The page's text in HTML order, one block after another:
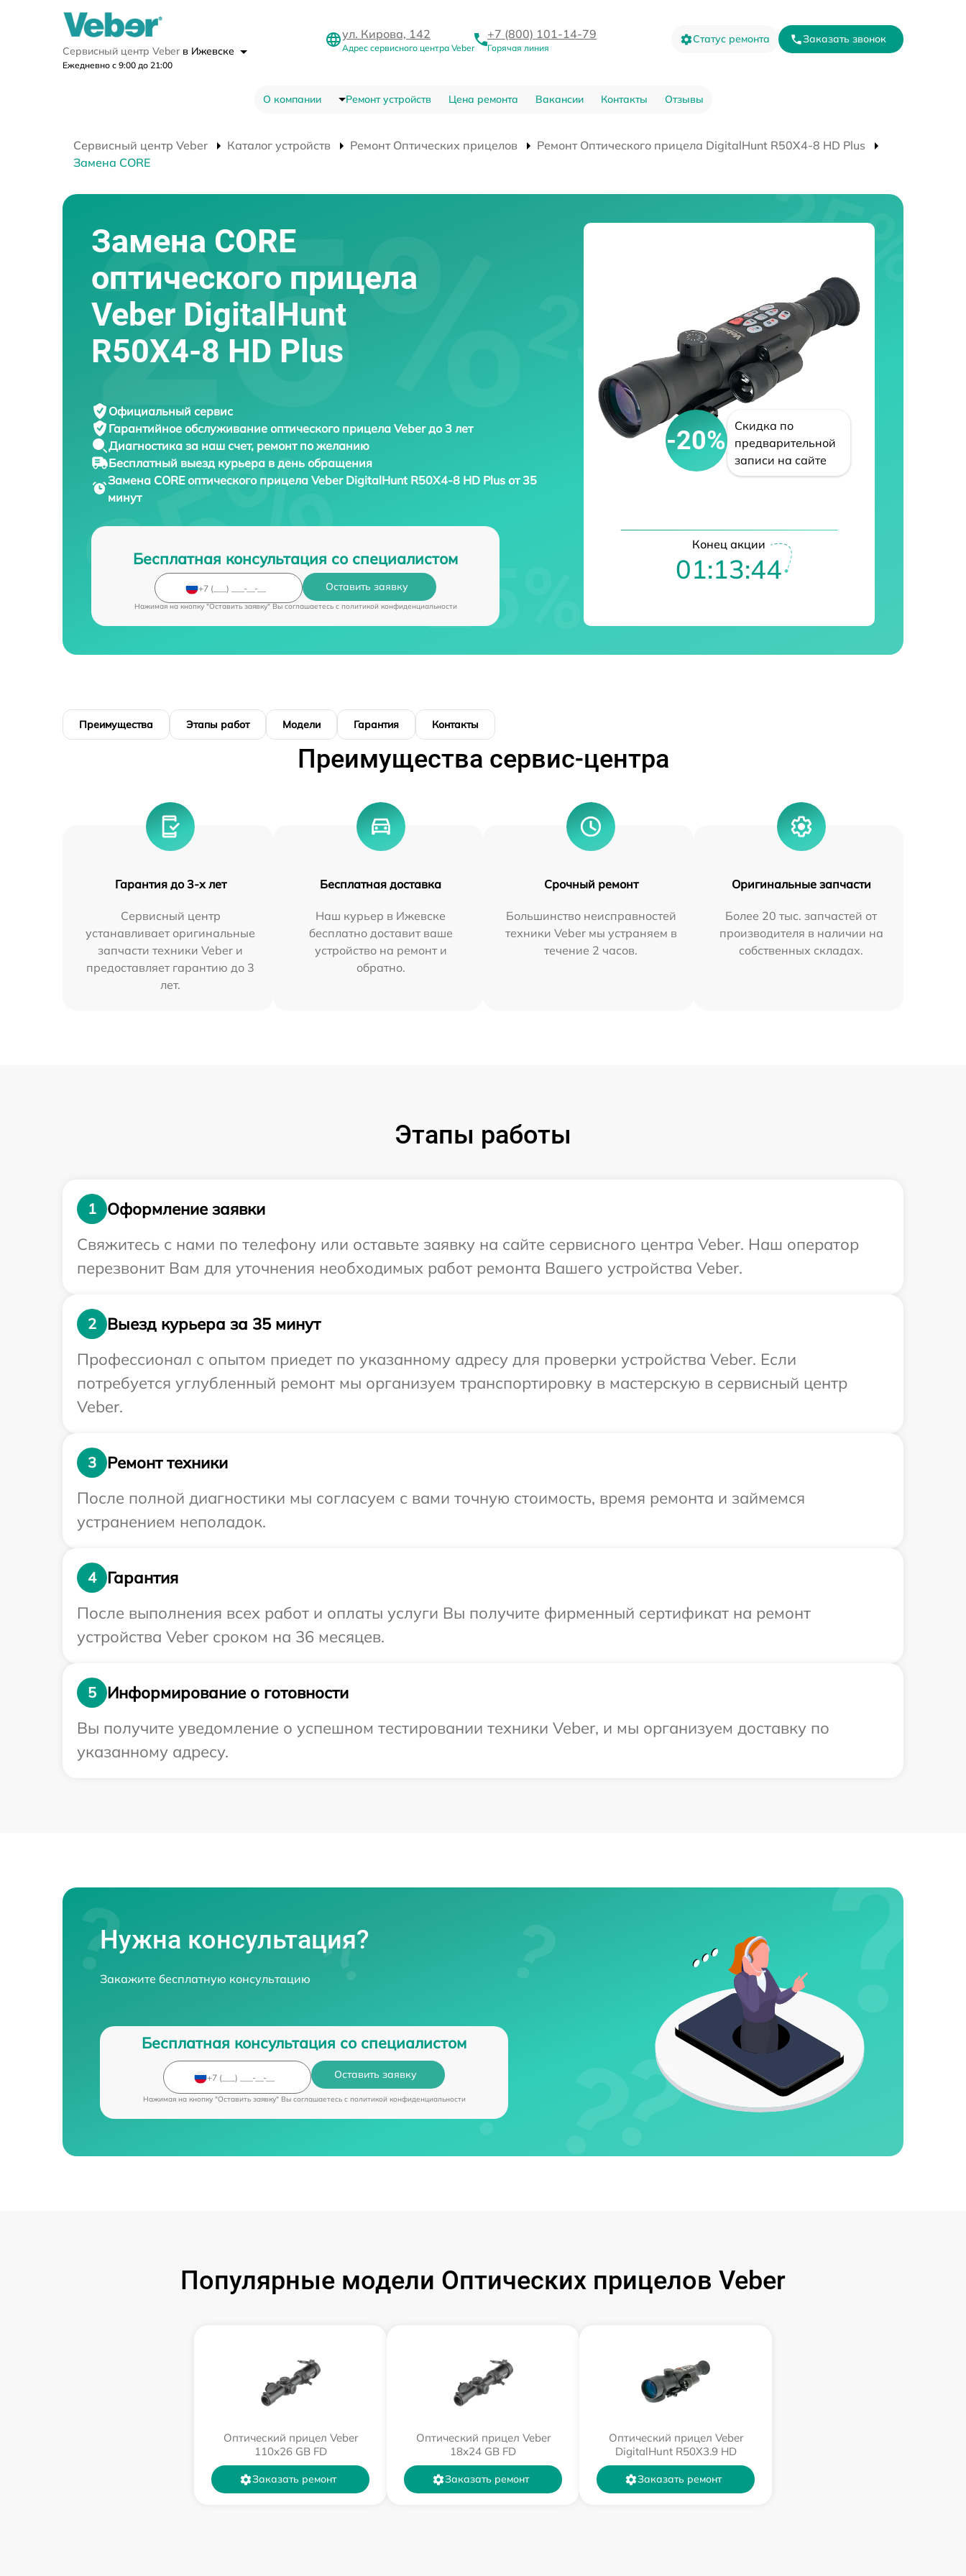
Сервисный центр Veber в Ижевске
Ежедневно с 9:00 до 21:00
ул. Кирова, 142
Адрес сервисного центра Veber
+7 (800) 101-14-79
Горячая линия
Статус ремонта Заказать звонок
О компании Ремонт устройств Цена ремонта Вакансии Контакты Отзывы
Сервисный центр Veber Каталог устройств Ремонт Оптических прицелов
Ремонт Оптического прицела DigitalHunt R50X4-8 HD Plus
Замена CORE
Замена CORE
оптического прицела
Veber DigitalHunt
R50X4-8 HD Plus
Официальный сервис
Гарантийное обслуживание оптического прицела Veber до 3 лет
Диагностика за наш счет, ремонт по желанию
Бесплатный выезд курьера в день обращения
Замена CORE оптического прицелаVeber DigitalHunt R50X4-8 HD Plus от 35
минут
Бесплатная консультация со специалистом
Оставить заявку
Нажимая на кнопку "Оставить заявку" Вы соглашаетесь c политикой конфиденциальности
-20%
Скидка по
предварительной
записи на сайте
Конец акции
01:13:43
Преимущества Этапы работ Модели Гарантия Контакты
Преимущества сервис-центра
Гарантия до 3-х лет
Сервисный центр
устанавливает оригинальные
запчасти техники Veber и
предоставляет гарантию до 3
лет.
Бесплатная доставка
Наш курьер в Ижевске
бесплатно доставит ваше
устройство на ремонт и
обратно.
Срочный ремонт
Большинство неисправностей
техники Veber мы устраняем в
течение 2 часов.
Оригинальные запчасти
Более 20 тыс. запчастей от
производителя в наличии на
собственных складах.
Этапы работы
1
Оформление заявки
Свяжитесь с нами по телефону или оставьте заявку на сайте сервисного центра Veber. Наш оператор
перезвонит Вам для уточнения необходимых работ ремонта Вашего устройства Veber.
2
Выезд курьера за 35 минут
Профессионал с опытом приедет по указанному адресу для проверки устройства Veber. Если
потребуется углубленный ремонт мы организуем транспортировку в мастерскую в сервисный центр
Veber.
3
Ремонт техники
После полной диагностики мы согласуем с вами точную стоимость, время ремонта и займемся
устранением неполадок.
4
Гарантия
После выполнения всех работ и оплаты услуги Вы получите фирменный сертификат на ремонт
устройства Veber сроком на 36 месяцев.
5
Информирование о готовности
Вы получите уведомление о успешном тестировании техники Veber, и мы организуем доставку по
указанному адресу.
Нужна консультация?
Закажите бесплатную консультацию
Бесплатная консультация со специалистом
Оставить заявку
Нажимая на кнопку "Оставить заявку" Вы соглашаетесь c политикой конфиденциальности
Популярные модели Оптических прицелов Veber
Оптический прицел Veber
110х26 GB FD
Заказать ремонт
Оптический прицел Veber
18x24 GB FD
Заказать ремонт
Оптический прицел Veber
DigitalHunt R50X3.9 HD
Заказать ремонт